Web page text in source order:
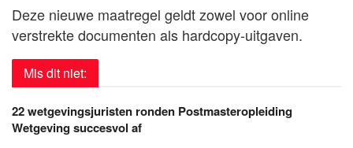
Deze nieuwe maatregel geldt zowel voor online
verstrekte documenten als hardcopy-uitgaven.
Mis dit niet:
22 wetgevingsjuristen ronden Postmasteropleiding
Wetgeving succesvol af